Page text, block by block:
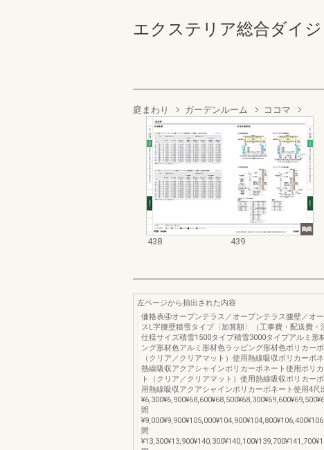
エクステリア総合ダイ
庭まわり ガーデンルーム ココマ
438 439
左ページから抽出された内容
価格表④オープンテラス／オープンテラス腰壁／オ
スL字腰壁積雪タイプ〈加算額〉（工事費・配送費・
仕様サイズ積雪1500タイプ積雪3000タイプアルミ形
ング形材色アルミ形材色ラッピング形材色ポリカーボ
（クリア／クリアマット）使用熱線吸収ポリカーボ
熱線吸収アクアシャインポリカーボネート使用ポリ
ト（クリア／クリアマット）使用熱線吸収ポリカー
用熱線吸収アクアシャインポリカーボネート使用4尺
間
間